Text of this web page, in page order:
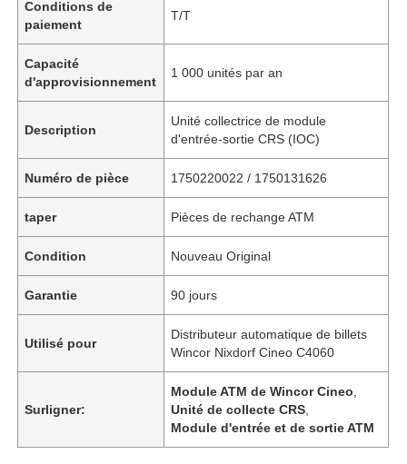
Conditions de
paiement
T/T
Capacité
d'approvisionnement
1 000 unités par an
Description
Unité collectrice de module
d'entrée-sortie CRS (IOC)
Numéro de pièce 1750220022 / 1750131626
taper Pièces de rechange ATM
Condition Nouveau Original
Garantie 90 jours
Utilisé pour
Distributeur automatique de billets
Wincor Nixdorf Cineo C4060
Surligner:
Module ATM de Wincor Cineo
Unité de collecte CRS
Module d'entrée et de sortie ATM